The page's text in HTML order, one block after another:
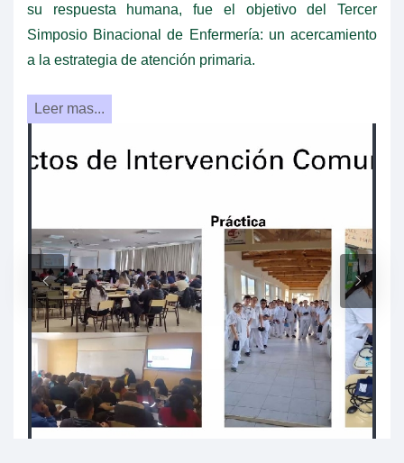
su respuesta humana, fue el objetivo del Tercer
Simposio Binacional de Enfermería: un acercamiento
a la estrategia de atención primaria.
Leer mas...